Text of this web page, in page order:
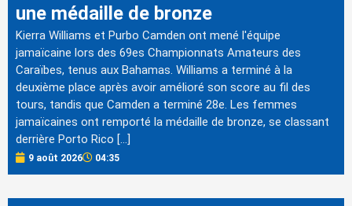
une médaille de bronze
Kierra Williams et Purbo Camden ont mené l'équipe
jamaïcaine lors des 69es Championnats Amateurs des
Caraïbes, tenus aux Bahamas. Williams a terminé à la
deuxième place après avoir amélioré son score au fil des
tours, tandis que Camden a terminé 28e. Les femmes
jamaïcaines ont remporté la médaille de bronze, se classant
derrière Porto Rico […]
9 août 2026 04:35